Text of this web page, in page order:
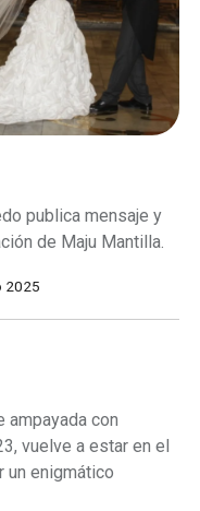
publica mensaje y
de Maju Mantilla.
2025
ampayada con
vuelve a estar en el
un enigmático